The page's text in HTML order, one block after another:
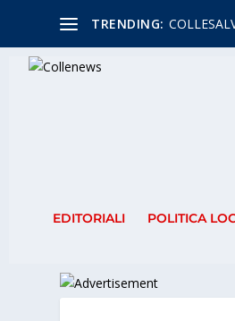
TRENDING:
EDITORIALI POLITICA